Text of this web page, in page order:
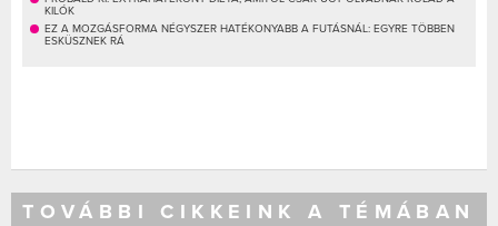
KILÓK
EZ A MOZGÁSFORMA NÉGYSZER HATÉKONYABB A FUTÁSNÁL: EGYRE TÖBBEN
ESKÜSZNEK RÁ
TOVÁBBI CIKKEINK A TÉMÁBAN